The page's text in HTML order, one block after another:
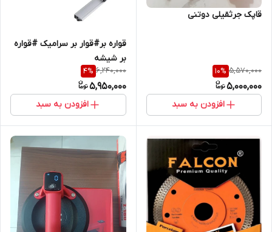
قاپک جرثقیلی دوتنی
5,570,000
10%
5,000,000
افزودن به سبد
قواره بر#قوار بر سرامیک #قواره
بر شیشه
6,240,000
4%
5,950,000
افزودن به سبد